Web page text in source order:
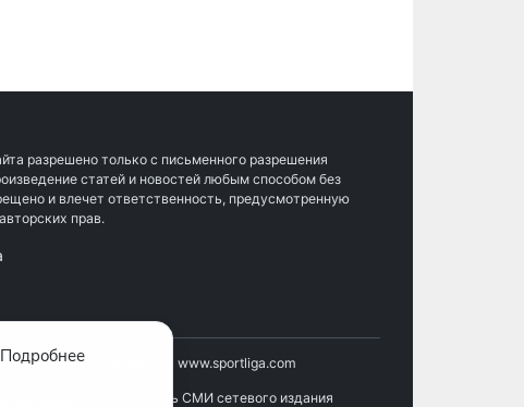
разрешено только с письменного разрешения
статей и новостей любым способом без
и влечет ответственность, предусмотренную
прав.
сетевое
Название - www.sportliga.com
Учредитель СМИ сетевого издания